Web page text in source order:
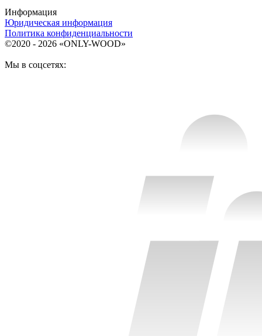
Информация
Юридическая информация
Политика конфиденциальности
©2020 - 2026 «ONLY-WOOD»
Мы в соцсетях: